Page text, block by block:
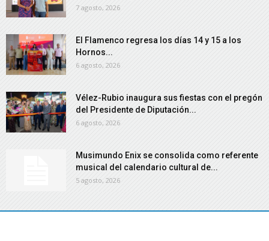
7 agosto, 2026
El Flamenco regresa los días 14 y 15 a los
Hornos...
6 agosto, 2026
Vélez-Rubio inaugura sus fiestas con el pregón
del Presidente de Diputación...
6 agosto, 2026
Musimundo Enix se consolida como referente
musical del calendario cultural de...
5 agosto, 2026